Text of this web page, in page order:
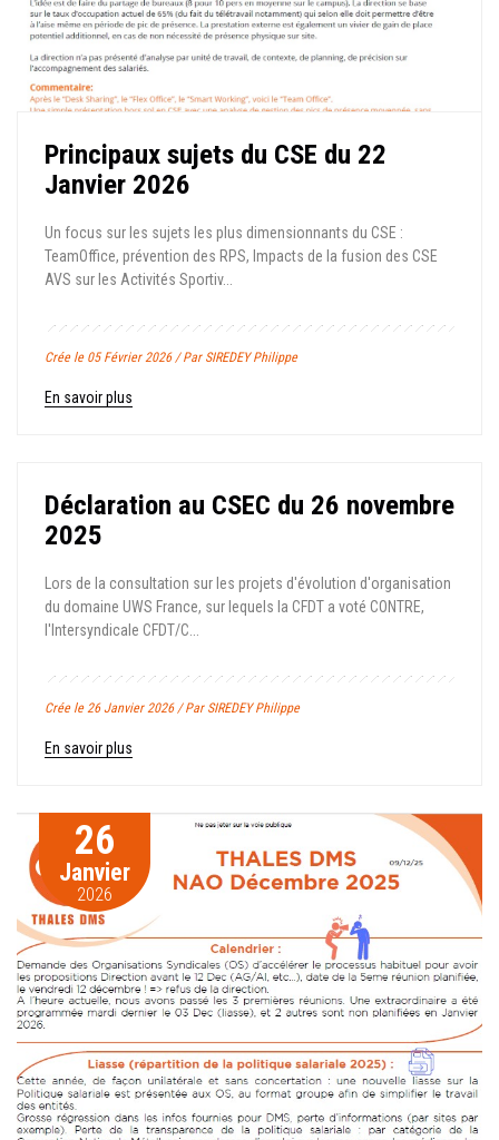
Principaux sujets du CSE du 22
Janvier 2026
Un focus sur les sujets les plus dimensionnants du CSE :
TeamOffice, prévention des RPS, Impacts de la fusion des CSE
AVS sur les Activités Sportiv...
Crée le 05 Février 2026 / Par SIREDEY Philippe
En savoir plus
Déclaration au CSEC du 26 novembre
2025
Lors de la consultation sur les projets d'évolution d'organisation
du domaine UWS France, sur lequels la CFDT a voté CONTRE,
l'Intersyndicale CFDT/C...
Crée le 26 Janvier 2026 / Par SIREDEY Philippe
En savoir plus
26
Janvier
2026